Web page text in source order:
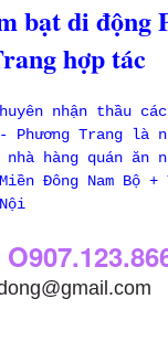
bạt di động
hợp tác
nhận thầu
Phương Trang là
nhà hàng quán ăn
Đông Nam Bộ +